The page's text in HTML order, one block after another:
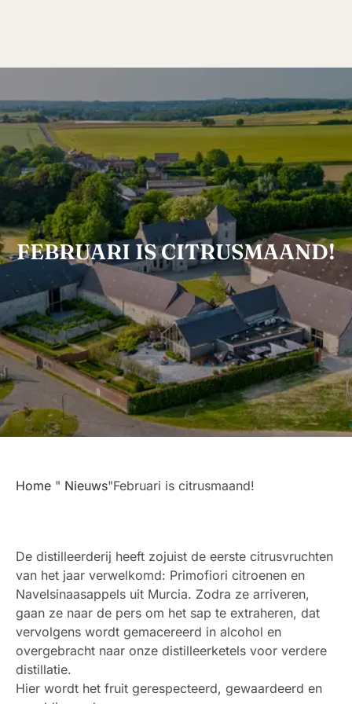
FEBRUARI IS CITRUSMAAND!
Home " Nieuws"Februari is citrusmaand!
De distilleerderij heeft zojuist de eerste citrusvruchten
van het jaar verwelkomd: Primofiori citroenen en
Navelsinaasappels uit Murcia. Zodra ze arriveren,
gaan ze naar de pers om het sap te extraheren, dat
vervolgens wordt gemacereerd in alcohol en
overgebracht naar onze distilleerketels voor verdere
distillatie.
Hier wordt het fruit gerespecteerd, gewaardeerd en